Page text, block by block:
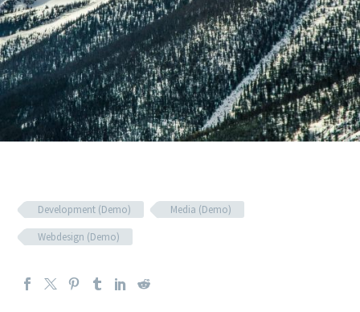
Development (Demo)
Media (Demo)
Webdesign (Demo)